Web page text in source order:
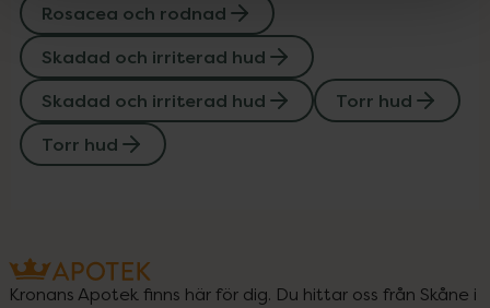
Rosacea och rodnad
Skadad och irriterad hud
Skadad och irriterad hud
Torr hud
Torr hud
Kronans Apotek finns här för dig. Du hittar oss från Skåne i